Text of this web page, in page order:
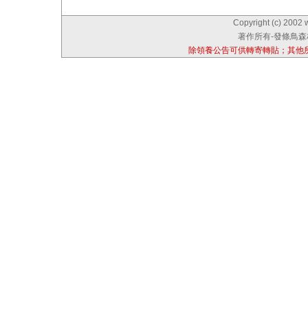
Copyright (c) 2002
著作所有-發條鳥
除領養公告可供轉寄轉貼；其